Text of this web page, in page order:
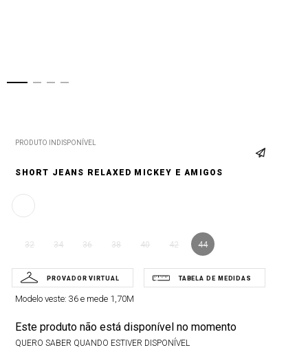
PRODUTO INDISPONÍVEL
SHORT JEANS RELAXED MICKEY E AMIGOS
32 34 36 38 40 42 44
Modelo veste:36 e mede 1,70M
Este produto não está disponível no momento
QUERO SABER QUANDO ESTIVER DISPONÍVEL